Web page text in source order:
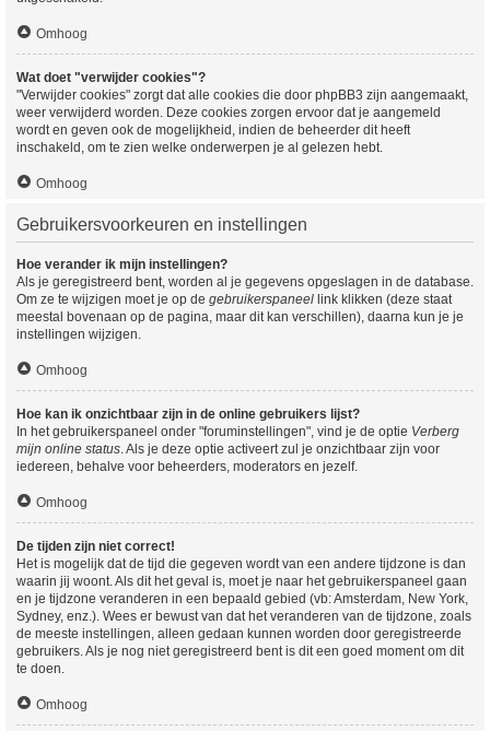
Omhoog
Wat doet "verwijder cookies"?
"Verwijder cookies" zorgt dat alle cookies die door phpBB3 zijn aangemaakt,
weer verwijderd worden. Deze cookies zorgen ervoor dat je aangemeld
wordt en geven ook de mogelijkheid, indien de beheerder dit heeft
inschakeld, om te zien welke onderwerpen je al gelezen hebt.
Omhoog
Gebruikersvoorkeuren en instellingen
Hoe verander ik mijn instellingen?
Als je geregistreerd bent, worden al je gegevens opgeslagen in de database.
Om ze te wijzigen moet je op de gebruikerspaneel link klikken (deze staat
meestal bovenaan op de pagina, maar dit kan verschillen), daarna kun je je
instellingen wijzigen.
Omhoog
Hoe kan ik onzichtbaar zijn in de online gebruikers lijst?
In het gebruikerspaneel onder "foruminstellingen", vind je de optie Verberg
mijn online status. Als je deze optie activeert zul je onzichtbaar zijn voor
iedereen, behalve voor beheerders, moderators en jezelf.
Omhoog
De tijden zijn niet correct!
Het is mogelijk dat de tijd die gegeven wordt van een andere tijdzone is dan
waarin jij woont. Als dit het geval is, moet je naar het gebruikerspaneel gaan
en je tijdzone veranderen in een bepaald gebied (vb: Amsterdam, New York,
Sydney, enz.). Wees er bewust van dat het veranderen van de tijdzone, zoals
de meeste instellingen, alleen gedaan kunnen worden door geregistreerde
gebruikers. Als je nog niet geregistreerd bent is dit een goed moment om dit
te doen.
Omhoog